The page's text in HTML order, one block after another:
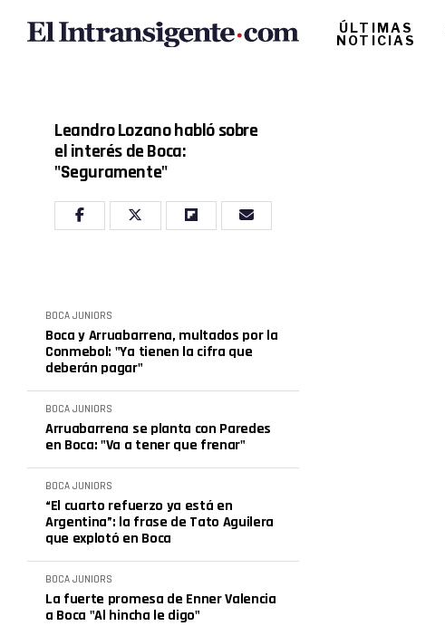
ÚLTIMAS
NOTICIAS
Leandro Lozano habló sobre
el interés de Boca:
"Seguramente"
BOCA JUNIORS
Boca y Arruabarrena, multados por la
Conmebol: "Ya tienen la cifra que
deberán pagar"
BOCA JUNIORS
Arruabarrena se planta con Paredes
en Boca: "Va a tener que frenar"
BOCA JUNIORS
“El cuarto refuerzo ya está en
Argentina”: la frase de Tato Aguilera
que explotó en Boca
BOCA JUNIORS
La fuerte promesa de Enner Valencia
a Boca "Al hincha le digo"